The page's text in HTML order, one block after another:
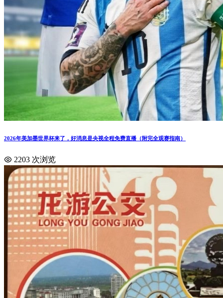
2026年美加墨世界杯来了，好消息是央视全程免费直播（附完全观赛指南）
2203 次浏览